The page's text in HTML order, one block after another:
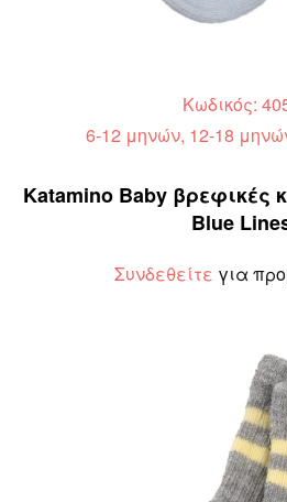
Κωδικός:
6-12 μηνών, 12-18
Katamino Baby βρεφικές
Blue
Συνδεθείτε για